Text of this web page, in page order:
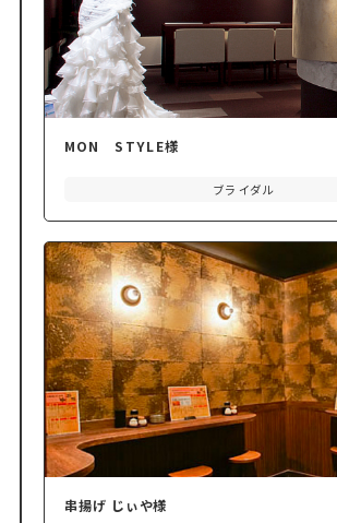
MON STYLE様
ブライダル
串揚げ じぃや様